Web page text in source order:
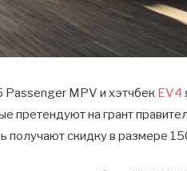
MPV и хэтчбек EV4
претендуют на грант
получают скидку в размере